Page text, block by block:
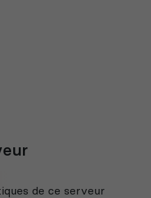
de ce serveur